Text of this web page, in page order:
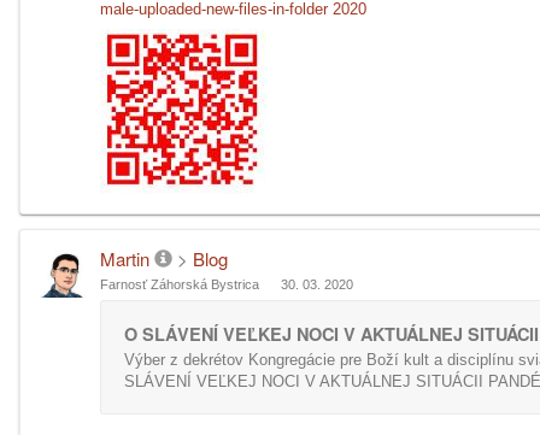
male-uploaded-new-files-in-folder 2020
Martin > Blog
Farnosť Záhorská Bystrica 30. 03. 2020
O SLÁVENÍ VEĽKEJ NOCI V AKTUÁLNEJ
Výber z dekrétov Kongregácie pre Boží kult a disciplínu
SLÁVENÍ VEĽKEJ NOCI V AKTUÁLNEJ SITUÁCII